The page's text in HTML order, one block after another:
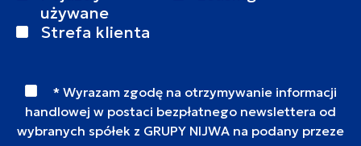
używane
Strefa klienta
* Wyrazam zgodę na otrzymywanie informacji
handlowej w postaci bezpłatnego newslettera od
wybranych spółek z GRUPY NIJWA na podany przeze